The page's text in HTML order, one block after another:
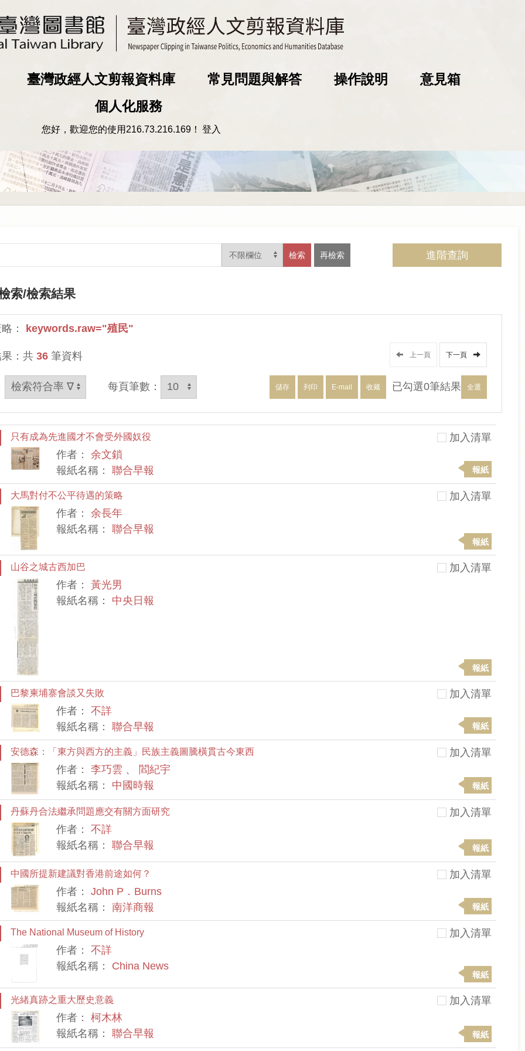
臺灣政經人文剪報資料庫 常見問題與解答 操作說明
意見箱
個人化服務
您好，歡迎您的使用 216.73.216.169 ！ 登入
檢索 再檢索 進階查詢
索/檢索結果
： keywords.raw="殖民"
：共 36筆資料 上一頁 下一頁
每頁筆數： 儲存 列印 E-mail 收藏 已勾選0筆結果 全選
只有成為先進國才不會受外國奴役
作者： 余文鎖
報紙名稱： 聯合早報
加入清單
報紙
大馬對付不公平待遇的策略
作者： 余長年
報紙名稱： 聯合早報
加入清單
報紙
山谷之城古西加巴
作者： 黃光男
報紙名稱： 中央日報
加入清單
報紙
巴黎柬埔寨會談又失敗
作者： 不詳
報紙名稱： 聯合早報
加入清單
報紙
安德森：「東方與西方的主義」民族主義圖騰橫貫古今東西
作者： 李巧雲 、
閻紀宇
報紙名稱： 中國時報
加入清單
報紙
丹蘇丹合法繼承問題應交有關方面研究
作者： 不詳
報紙名稱： 聯合早報
加入清單
報紙
中國所提新建議對香港前途如何？
作者： John P．Burns
報紙名稱： 南洋商報
加入清單
報紙
The National Museum of History
作者： 不詳
報紙名稱： China News
加入清單
報紙
光緒真跡之重大歷史意義
作者： 柯木林
報紙名稱： 聯合早報
加入清單
報紙